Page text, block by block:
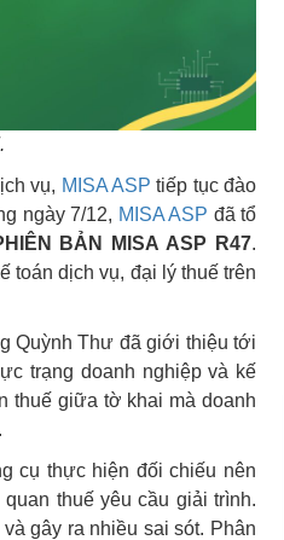
vụ, MISA ASP tiếp tục đào
ngày 7/12, MISA ASP đã tổ
BẢN MISA ASP R47.
toán dịch vụ, đại lý thuế trên
Quỳnh Thư đã giới thiệu tới
trạng doanh nghiệp và kế
thuế giữa tờ khai mà doanh
cụ thực hiện đối chiếu nên
thuế yêu cầu giải trình.
gây ra nhiều sai sót. Phân